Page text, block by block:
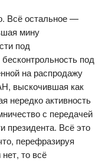
Всё остальное —
мину
под
под
на распродажу
выскочившая как
нередко активность
с передачей
президента. Всё это
перефразируя
то всё